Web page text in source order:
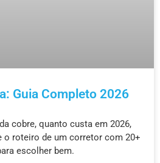
Guia Completo 2026
cobre, quanto custa em 2026,
o roteiro de um corretor com 20+
escolher bem.